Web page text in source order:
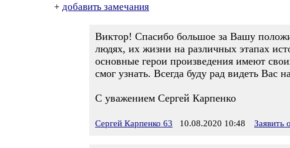
+ добавить замечания
Виктор! Спасибо большое за Вашу
людях, их жизни на различных этапах
основные герои произведения имеют
смог узнать. Всегда буду рад видеть Вас
С уважением Сергей Карпенко
Сергей Карпенко 63 10.08.2020 10:48 Заявить